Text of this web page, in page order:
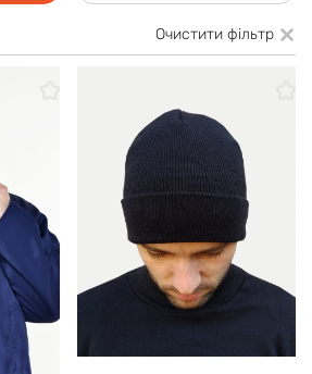
Очистити фільтр